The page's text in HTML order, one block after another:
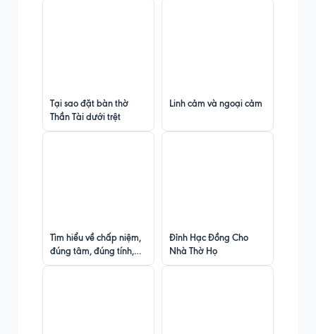
Tại sao đặt bàn thờ
Thần Tài dưới trệt
Linh cảm và ngoại cảm
Tìm hiểu về chấp niệm,
đúng tâm, đúng tính,
đúng lý trong tu tập
Đỉnh Hạc Đồng Cho
Nhà Thờ Họ